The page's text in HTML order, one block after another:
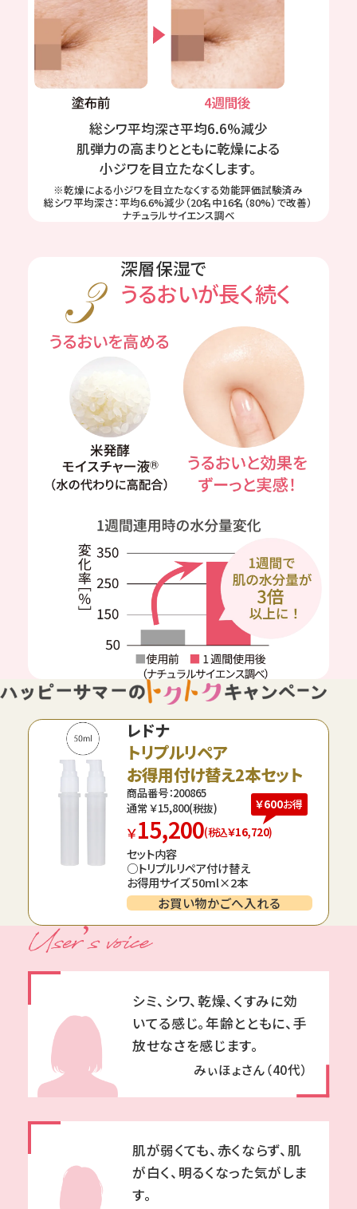
総シワ平均深さ平均6.6%減少
肌弾力の高まりとともに乾燥による
小ジワを目立たなくします。
※乾燥による小ジワを目立たなくする効能評価試験済み
総シワ平均深さ：平均6.6%減少（20名中16名（80%）で改善）
ナチュラルサイエンス調べ
深層保湿で
うるおいが長く続く
レドナ
トリプルリペア
お得用付け替え2本セット
商品番号：200865
通常 ￥15,800(税抜)
￥15,200(税込￥16,720)
￥600お得
セット内容
○トリプルリペア付け替え
お得用サイズ 50ml×2本
お買い物かごへ入れる
シミ、シワ、乾燥、くすみに効
いてる感じ。年齢とともに、手
放せなさを感じます。
みぃほょさん（40代）
肌が弱くても、赤くならず、肌
が白く、明るくなった気がしま
す。